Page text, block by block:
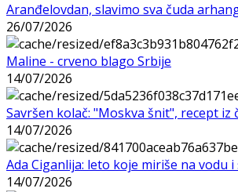
Aranđelovdan, slavimo sva čuda
26/07/2026
Maline - crveno blago Srbije
14/07/2026
Savršen kolač: "Moskva šnit", recept iz
14/07/2026
Ada Ciganlija: leto koje miriše na vodu
14/07/2026